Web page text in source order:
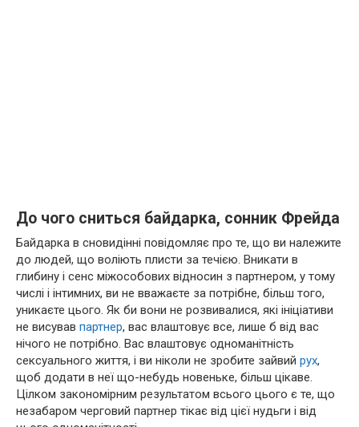
До чого сниться байдарка, сонник Фрейда
Байдарка в сновидінні повідомляє про те, що ви належите
до людей, що воліють плисти за течією. Вникати в
глибину і сенс міжособових відносин з партнером, у тому
числі і інтимних, ви не вважаєте за потрібне, більш того,
уникаєте цього. Як би вони не розвивалися, які ініціативи
не висував партнер, вас влаштовує все, лише б від вас
нічого не потрібно. Вас влаштовує одноманітність
сексуального життя, і ви ніколи не зробите зайвий рух,
щоб додати в неї що-небудь новеньке, більш цікаве.
Цілком закономірним результатом всього цього є те, що
незабаром черговий партнер тікає від цієї нудьги і від